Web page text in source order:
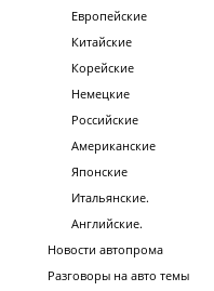
Европейские
Китайские
Корейские
Немецкие
Российские
Американские
Японские
Итальянские.
Английские.
Новости автопрома
Разговоры на авто темы